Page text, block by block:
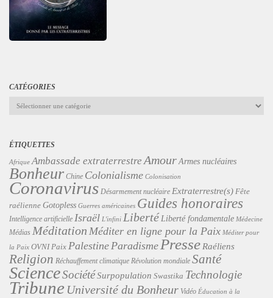
CATÉGORIES
Catégories
ÉTIQUETTES
Afrique Ambassade extraterrestre Amour Armes nucléaires
Bonheur Chine Colonialisme Colonisation
Coronavirus Désarmement nucléaire Extraterrestre(s) Fête
raélienne Gotopless Guerres américaines Guides honoraires
Intelligence artificielle Israël L'infini Liberté Liberté fondamentale Médecine
Médias Méditation Méditer en ligne pour la Paix Méditer pour
la Paix OVNI Paix Palestine Paradisme Presse Raéliens
Religion Réchauffement climatique Révolution mondiale Santé
ScienceSociétéSurpopulation Swastika Technologie
Tribune Université du Bonheur Vidéo Éducation à la